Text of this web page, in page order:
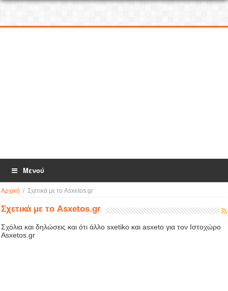
Μενού
Αρχική / Σχετικά με το Asxetos.gr
Σχετικά με το Asxetos.gr
Σχόλια και δηλώσεις και ότι άλλο sxetiko και asxeto για τον Ιστοχώρο
Asxetos.gr